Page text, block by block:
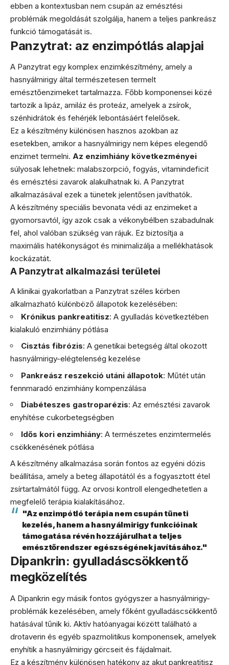
ebben a kontextusban nem csupán az emésztési
problémák megoldását szolgálja, hanem a teljes pankreász
funkció támogatását is.
Panzytrat: az enzimpótlás alapjai
A Panzytrat egy komplex enzimkészítmény, amely a
hasnyálmirigy által természetesen termelt
emésztőenzimeket tartalmazza. Főbb komponensei közé
tartozik a lipáz, amiláz és proteáz, amelyek a zsírok,
szénhidrátok és fehérjék lebontásáért felelősek.
Ez a készítmény különösen hasznos azokban az
esetekben, amikor a hasnyálmirigy nem képes elegendő
enzimet termelni. Az enzimhiány következményei
súlyosak lehetnek: malabszorpció, fogyás, vitamindeficit
és emésztési zavarok alakulhatnak ki. A Panzytrat
alkalmazásával ezek a tünetek jelentősen javíthatók.
A készítmény speciális bevonata védi az enzimeket a
gyomorsavtól, így azok csak a vékonybélben szabadulnak
fel, ahol valóban szükség van rájuk. Ez biztosítja a
maximális hatékonyságot és minimalizálja a mellékhatások
kockázatát.
A Panzytrat alkalmazási területei
A klinikai gyakorlatban a Panzytrat széles körben
alkalmazható különböző állapotok kezelésében:
Krónikus pankreatitisz: A gyulladás következtében
kialakuló enzimhiány pótlása
Cisztás fibrózis: A genetikai betegség által okozott
hasnyálmirigy-elégtelenség kezelése
Pankreász reszekció utáni állapotok: Műtét után
fennmaradó enzimhiány kompenzálása
Diabéteszes gastroparézis: Az emésztési zavarok
enyhítése cukorbetegségben
Idős kori enzimhiány: A természetes enzimtermelés
csökkenésének pótlása
A készítmény alkalmazása során fontos az egyéni dózis
beállítása, amely a beteg állapotától és a fogyasztott étel
zsírtartalmától függ. Az orvosi kontroll elengedhetetlen a
megfelelő terápia kialakításához.
"Az enzimpótló terápia nem csupán tüneti
kezelés, hanem a hasnyálmirigy funkcióinak
támogatása révén hozzájárulhat a teljes
emésztőrendszer egészségének javításához."
Dipankrin: gyulladáscsökkentő
megközelítés
A Dipankrin egy másik fontos gyógyszer a hasnyálmirigy-
problémák kezelésében, amely főként gyulladáscsökkentő
hatásával tűnik ki. Aktív hatóanyagai között található a
drotaverin és egyéb spazmolitikus komponensek, amelyek
enyhítik a hasnyálmirigy görcseit és fájdalmait.
Ez a készítmény különösen hatékony az akut pankreatitisz